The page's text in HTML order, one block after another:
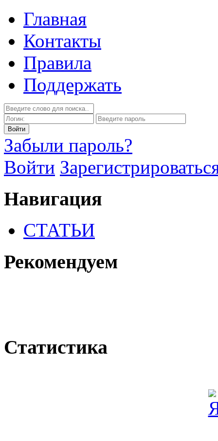
Главная
Контакты
Правила
Поддержать
Забыли пароль?
Войти
Навигация
СТАТЬИ
Рекомендуем
Статистика